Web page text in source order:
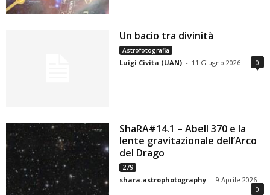
Un bacio tra divinità
Astrofotografia
Luigi Civita (UAN) - 11 Giugno 2026 0
ShaRA#14.1 – Abell 370 e la
lente gravitazionale dell’Arco
del Drago
279
shara.astrophotography - 9 Aprile 2026
0